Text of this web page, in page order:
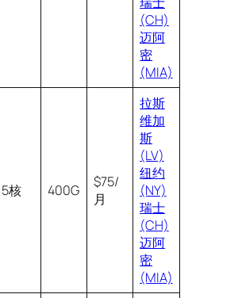
(CH)
迈阿
密
(MIA)
5核 400G
$75/
月
拉斯
维加
斯
(LV)
纽约
(NY)
瑞士
(CH)
迈阿
密
(MIA)